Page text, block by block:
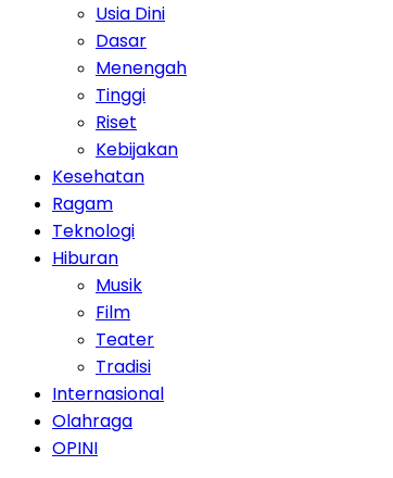
Usia Dini
Dasar
Menengah
Tinggi
Riset
Kebijakan
Kesehatan
Ragam
Teknologi
Hiburan
Musik
Film
Teater
Tradisi
Internasional
Olahraga
OPINI